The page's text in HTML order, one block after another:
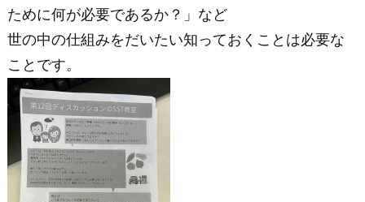
ために何が必要であるか？」など
世の中の仕組みをだいたい知っておくことは必要な
ことです。